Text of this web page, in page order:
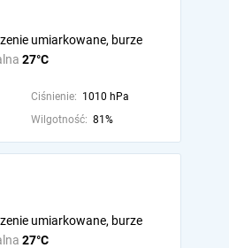
27°C
umiarkowane, burze
Ciśnienie: 1010 hPa
Wilgotność: 81%
27°C
umiarkowane, burze